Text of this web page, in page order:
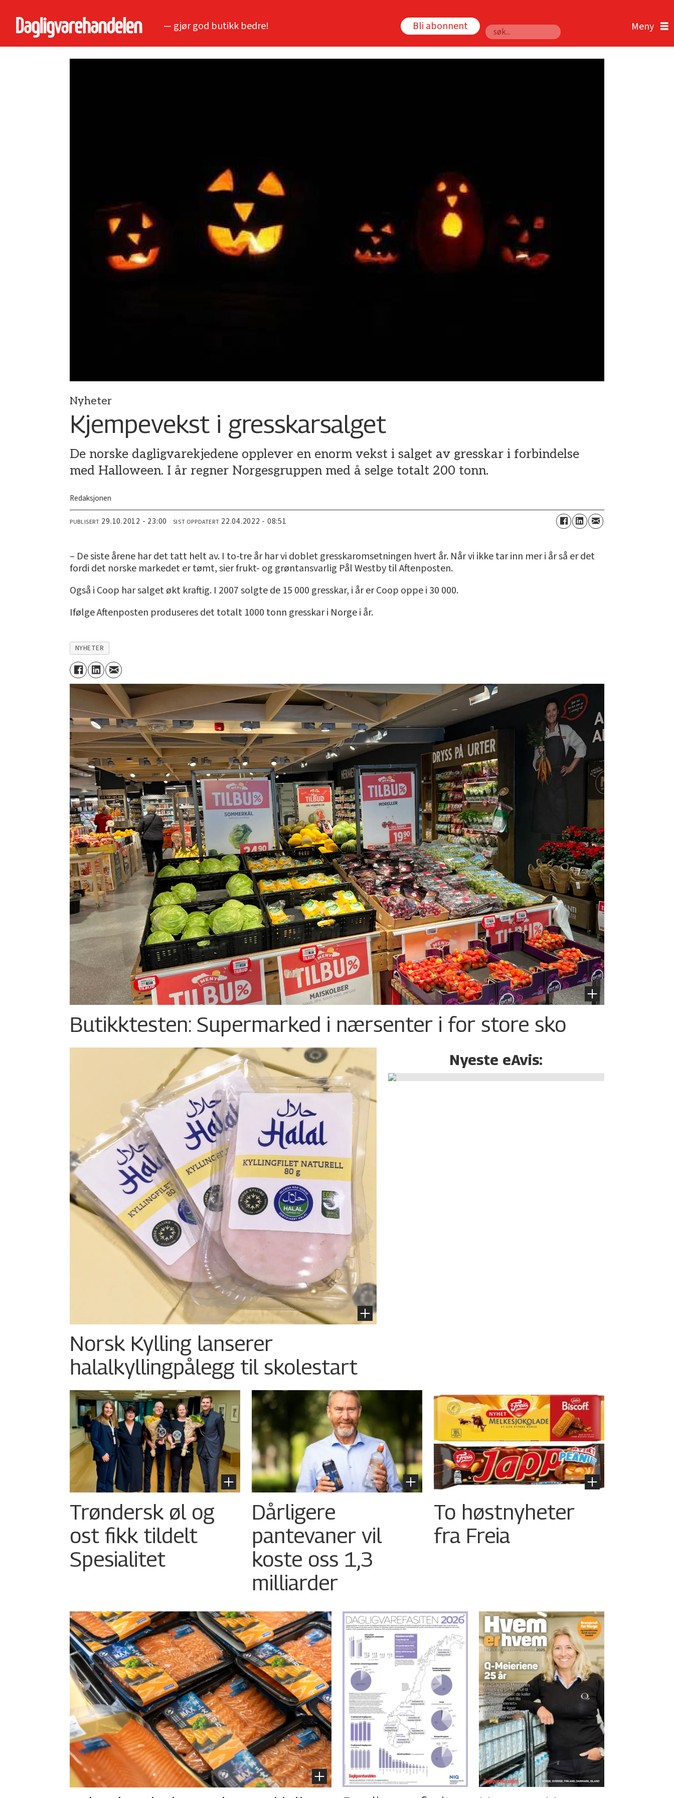
— gjør god butikk bedre! Bli abonnent
Søk
Nyheter
Kjempevekst i gresskarsalget
De norske dagligvarekjedene opplever en enorm vekst i salget av gresskar i forbindelse
med Halloween. I år regner Norgesgruppen med å selge totalt 200 tonn.
Redaksjonen
PUBLISERT 29.10.2012 - 23:00 SIST OPPDATERT 22.04.2022 - 08:51
– De siste årene har det tatt helt av. I to-tre år har vi doblet gresskaromsetningen hvert år. Når vi ikke tar inn mer i år så er det
fordi det norske markedet er tømt, sier frukt- og grøntansvarlig Pål Westby til Aftenposten.
Også i Coop har salget økt kraftig. I 2007 solgte de 15 000 gresskar, i år er Coop oppe i 30 000.
Ifølge Aftenposten produseres det totalt 1000 tonn gresskar i Norge i år.
NYHETER
Butikktesten: Supermarked i nærsenter i for store sko
Norsk Kylling lanserer
halalkylling­pålegg til skolestart
Nyeste eAvis:
Trøndersk øl og
ost fikk tildelt
Spesialitet
Dårligere
pantevaner vil
koste oss 1,3
milliarder
To høstnyheter
fra Freia